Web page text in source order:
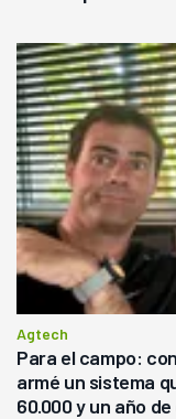
Agtech
Para el campo:
armé un sistema
60.000 y un año